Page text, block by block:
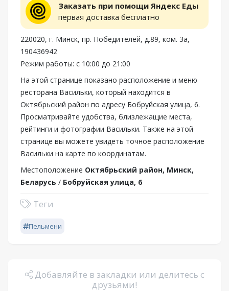
Заказать при помощи Яндекс Еды
первая доставка бесплатно
220020, г. Минск, пр. Победителей, д.89, ком. 3а,
190436942
Режим работы: с 10:00 до 21:00
На этой странице показано расположение и меню
ресторана Васильки, который находится в
Октябрьский район по адресу Бобруйская улица, 6.
Просматривайте удобства, близлежащие места,
рейтинги и фотографии Васильки. Также на этой
странице вы можете увидеть точное расположение
Васильки на карте по координатам.
Местоположение Октябрьский район, Минск,
Беларусь / Бобруйская улица, 6
Теги
Пельмени
Добавляйте в закладки или делитесь с
друзьями!